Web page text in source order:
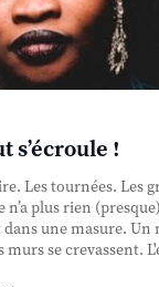
s’écroule !
Les tournées. Les
n’a plus rien
une masure. Un
murs se crevassent.